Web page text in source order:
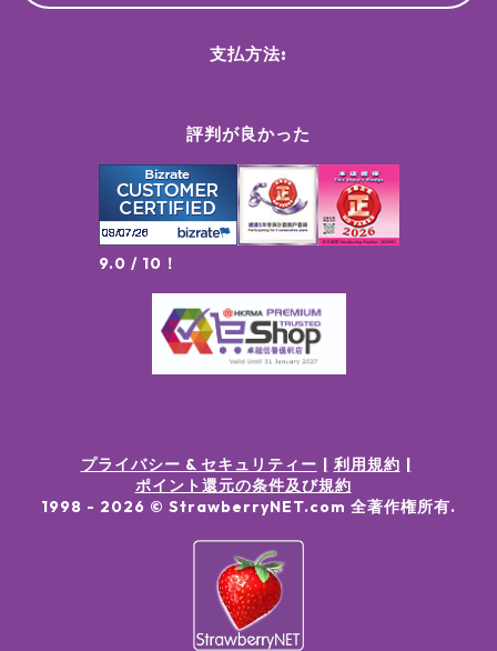
評判が良かった
9.0 / 10！
支払方法:
プライバシー & セキュリティー
利用規約
ポイント還元の条件及び規約
1998 - 2026 © StrawberryNET.com 全著作権所有.